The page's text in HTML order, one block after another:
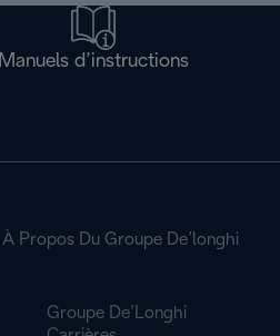
Manuels d’instructions
À Propos Du Groupe De’longhi
Groupe De’Longhi